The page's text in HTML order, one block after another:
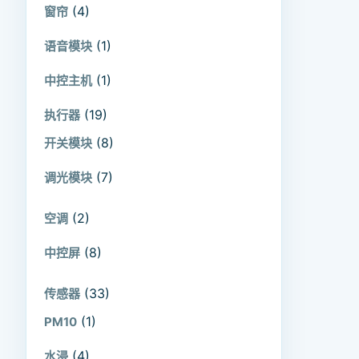
窗帘 (4)
语音模块 (1)
中控主机 (1)
执行器 (19)
开关模块 (8)
调光模块 (7)
空调 (2)
中控屏 (8)
传感器 (33)
PM10 (1)
(4)